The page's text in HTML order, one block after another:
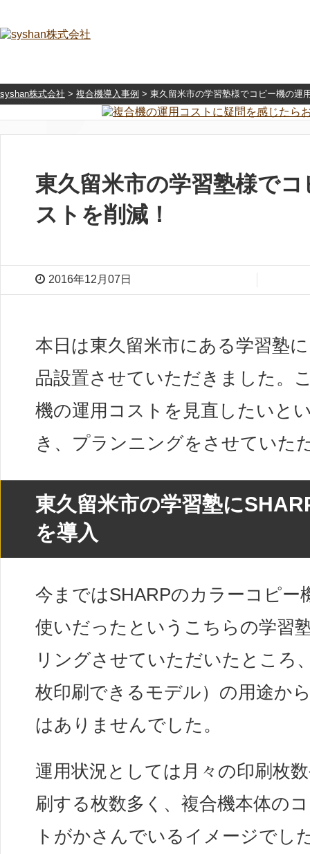
syshan株式会社 > 複合機導入事例 > 東久留米市の学習塾様でコピー機の運
東久留米市の学習塾様で
ストを削減！
2016年12月07日
本日は東久留米市にある学習塾
品設置させていただきました。
機の運用コストを見直したいと
き、プランニングをさせていた
東久留米市の学習塾に
を導入
今まではSHARPのカラーコピー
使いだったというこちらの学習
リングさせていただいたところ
枚印刷できるモデル）の用途か
はありませんでした。
運用状況としては月々の印刷枚
刷する枚数多く、複合機本体の
トがかさんでいるイメージでし